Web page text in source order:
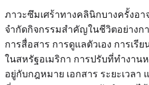
ภาวะซึมเศร้าทางคลินิกบางครั้งอ
จำกัดกิจกรรมสำคัญในชีวิตอย่างก
การสื่อสาร การดูแลตัวเอง การเรี
ในสหรัฐอเมริกา การปรับที่ทำงา
อยู่กับกฎหมาย เอกสาร ระยะเวลา